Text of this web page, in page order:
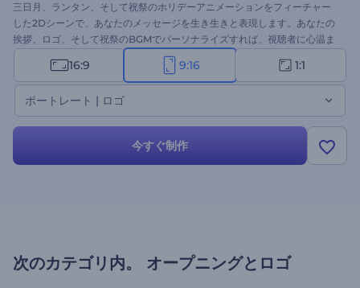
三日月、ランタン、そして祝祭のホリデーアニメーションをフィーチャー
した2Dシーンで、あなたのメッセージを生き生きと表現します。あなたの
挨拶、ロゴ、そして祝祭のBGMでパーソナライズすれば、視聴者に心温ま
る動画を作成できます。ホリデーオープナー、グリーティングビデオ、特
別なお知らせ、イベント招待状などに最適です。今すぐ作成しましょう！
16:9 9:16 1:1
ポートレート | ロゴ
今すぐ制作
次のカテゴリ内。 オープニングとロゴ